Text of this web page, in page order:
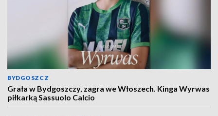
BYDGOSZCZ
Grała w Bydgoszczy, zagra we Włoszech. Kinga Wyrwas
piłkarką Sassuolo Calcio